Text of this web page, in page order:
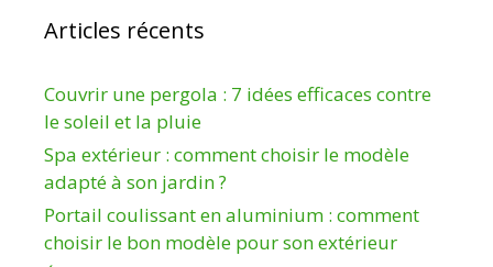
Articles récents
Couvrir une pergola : 7 idées efficaces contre
le soleil et la pluie
Spa extérieur : comment choisir le modèle
adapté à son jardin ?
Portail coulissant en aluminium : comment
choisir le bon modèle pour son extérieur